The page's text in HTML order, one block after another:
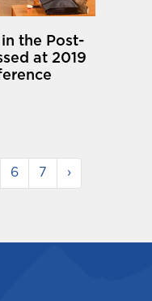
the Post-
at 2019
6 7 ›